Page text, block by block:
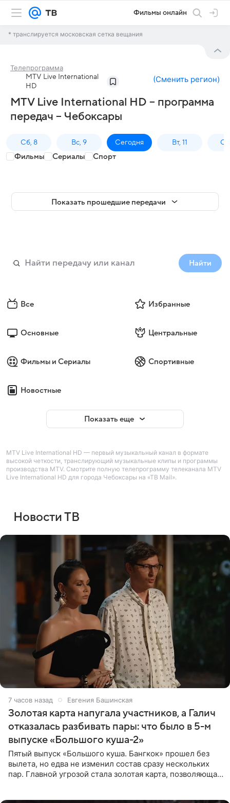
Фильмы онлайн
* транслируется московская сетка вещания
Телепрограмма
MTV Live International
HD
(Сменить регион)
MTV Live International HD – программа
передач – Чебоксары
Сб, 8 Вс, 9 Сегодня Вт, 11
Фильмы Сериалы Спорт
Показать прошедшие передачи
Найти
Все Избранные
Основные Центральные
Фильмы и Сериалы Спортивные
Новостные
Показать еще
MTV Live International HD — первый музыкальный канал в формате
высокой четкости, транслирующий музыкальные клипы и программы
производства MTV. Смотрите полную телепрограмму телеканала MTV
Live International HD для города Чебоксары на «ТВ Mail».
Новости ТВ
7 часов назад Евгения Башинская
Золотая карта напугала участников, а Галич
отказалась разбивать пары: что было в 5-м
выпуске «Большого куша-2»
Пятый выпуск «Большого куша. Бангкок» прошел без
вылета, но едва не изменил состав сразу нескольких
пар. Главной угрозой стала золотая карта, позволяющая